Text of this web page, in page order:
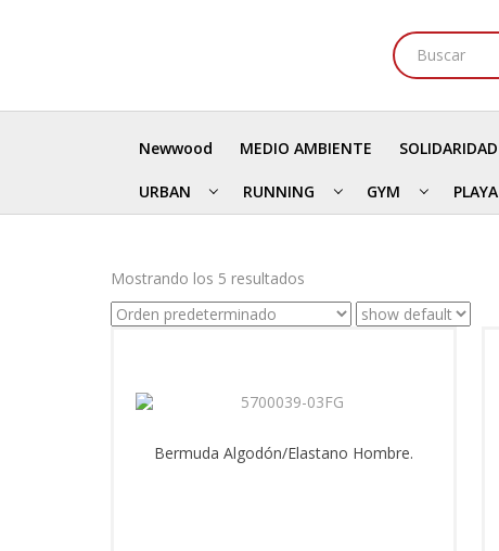
Newwood MEDIO AMBIENTE SOLIDARIDAD
URBAN RUNNING GYM PLAYA
Mostrando los 5 resultados
Bermuda Algodón/Elastano Hombre.